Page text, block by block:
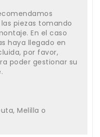
piezas tomando
En el caso
haya llegado en
por favor,
poder gestionar su
Melilla o